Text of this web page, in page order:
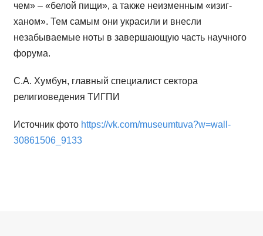
чем» – «белой пищи», а также неизменным «изиг-
ханом». Тем самым они украсили и внесли
незабываемые ноты в завершающую часть научного
форума.
С.А. Хумбун, главный специалист сектора
религиоведения ТИГПИ
Источник фото https://vk.com/museumtuva?w=wall-
30861506_9133